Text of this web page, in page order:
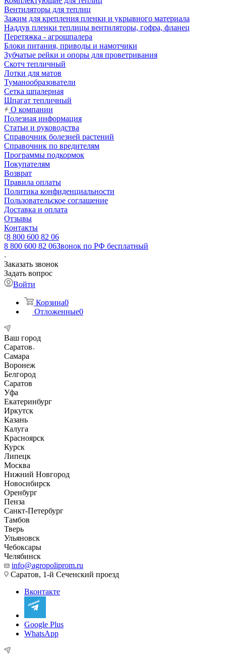
Вентиляторы для теплиц
Зажим для крепления пленки и укрывного материала
Наддув пленки теплицы вентиляторы, гофра, фланец
Перетяжка - агрошпалера
Блоки питания, приводы и намотчики
Зубчатые рейки и опоры для проветривания
Скотч тепличный
Лотки для матов
Туманообразователи
Сетка шпалерная
Шпагат тепличный
О компании
Полезная информация
Статьи и руководства
Справочник болезней растений
Справочник по вредителям
Программы подкормок
Покупателям
Возврат
Правила оплаты
Политика конфиденциальности
Пользовательское соглашение
Доставка и оплата
Отзывы
Контакты
8 800 600 82 06
8 800 600 82 06Звонок по РФ бесплатный
Заказать звонок
Задать вопрос
Войти
Корзина0
Отложенные0
Ваш город
Саратов
Самара
Воронеж
Белгород
Саратов
Уфа
Екатеринбург
Иркутск
Казань
Калуга
Красноярск
Курск
Липецк
Москва
Нижний Новгород
Новосибирск
Оренбург
Пенза
Санкт-Петербург
Тамбов
Тверь
Ульяновск
Чебоксары
Челябинск
info@agropoliprom.ru
Саратов, 1-й Сеченский проезд
Вконтакте
Google Plus
WhatsApp